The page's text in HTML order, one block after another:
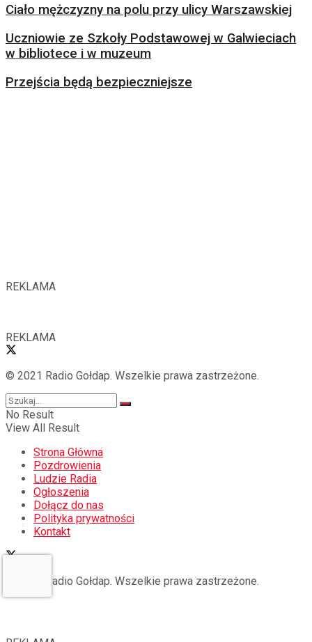
Ciało mężczyzny na polu przy ulicy Warszawskiej
Uczniowie ze Szkoły Podstawowej w Galwieciach
w bibliotece i w muzeum
Przejścia będą bezpieczniejsze
REKLAMA
REKLAMA
© 2021 Radio Gołdap. Wszelkie prawa zastrzeżone.
No Result
View All Result
Strona Główna
Pozdrowienia
Ludzie Radia
Ogłoszenia
Dołącz do nas
Polityka prywatności
Kontakt
© 2021 Radio Gołdap. Wszelkie prawa zastrzeżone.